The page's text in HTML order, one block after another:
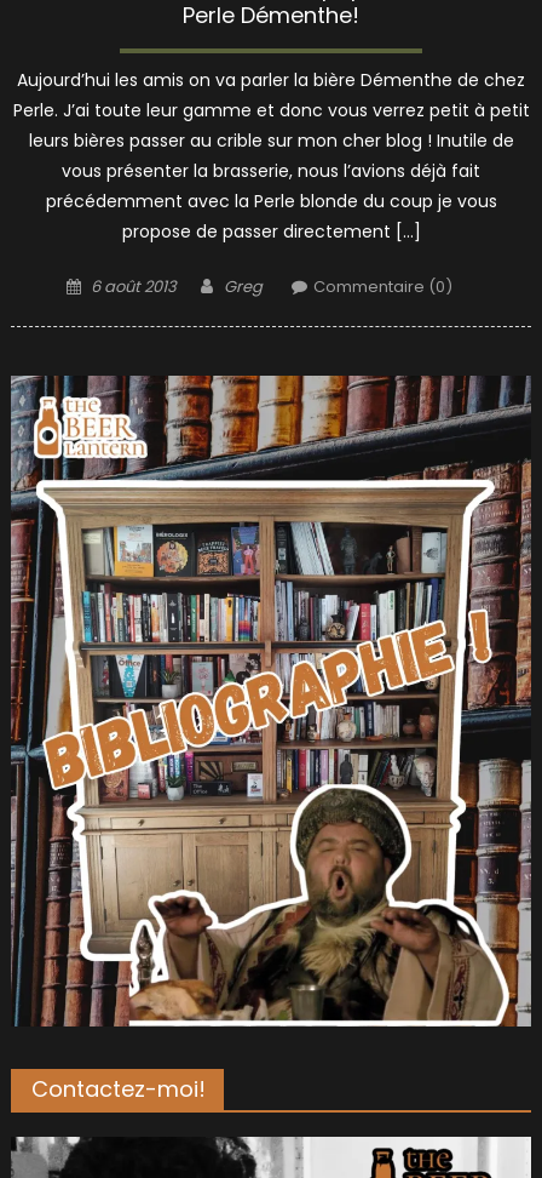
Perle Démenthe!
Aujourd’hui les amis on va parler la bière Démenthe de chez
Perle. J’ai toute leur gamme et donc vous verrez petit à petit
leurs bières passer au crible sur mon cher blog ! Inutile de
vous présenter la brasserie, nous l’avions déjà fait
précédemment avec la Perle blonde du coup je vous
propose de passer directement […]
Posted
6 août 2013 Author
Greg Commentaire (0)
Contactez-moi!